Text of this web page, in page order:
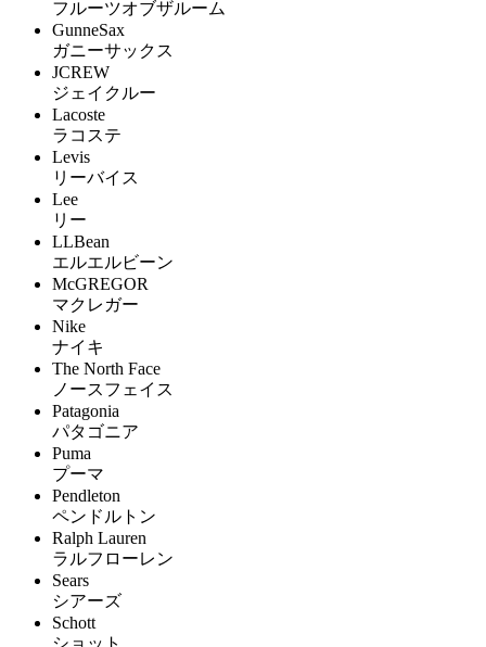
フルーツオブザルーム
GunneSax
ガニーサックス
JCREW
ジェイクルー
Lacoste
ラコステ
Levis
リーバイス
Lee
リー
LLBean
エルエルビーン
McGREGOR
マクレガー
Nike
ナイキ
The North Face
ノースフェイス
Patagonia
パタゴニア
Puma
プーマ
Pendleton
ペンドルトン
Ralph Lauren
ラルフローレン
Sears
シアーズ
Schott